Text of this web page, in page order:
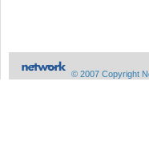
© 2007 Copyright